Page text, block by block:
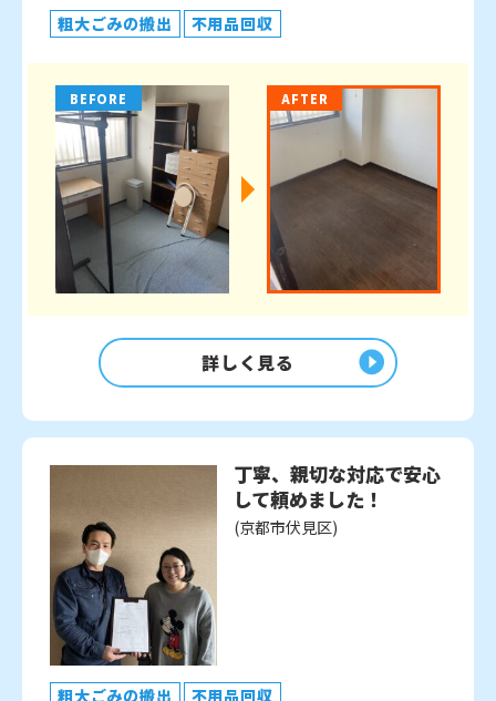
粗大ごみの搬出 不用品回収
BEFORE AFTER
詳しく見る
丁寧、親切な対応で安心
して頼めました！
(京都市伏見区)
粗大ごみの搬出 不用品回収